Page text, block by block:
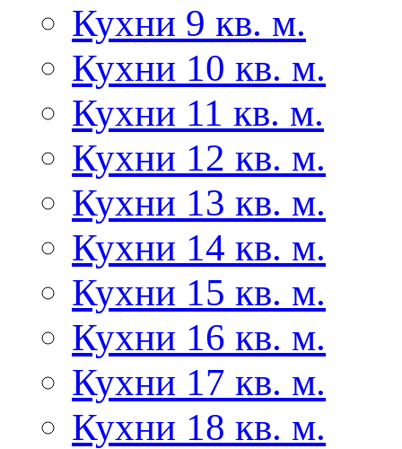
Кухни 9 кв. м.
Кухни 10 кв. м.
Кухни 11 кв. м.
Кухни 12 кв. м.
Кухни 13 кв. м.
Кухни 14 кв. м.
Кухни 15 кв. м.
Кухни 16 кв. м.
Кухни 17 кв. м.
Кухни 18 кв. м.